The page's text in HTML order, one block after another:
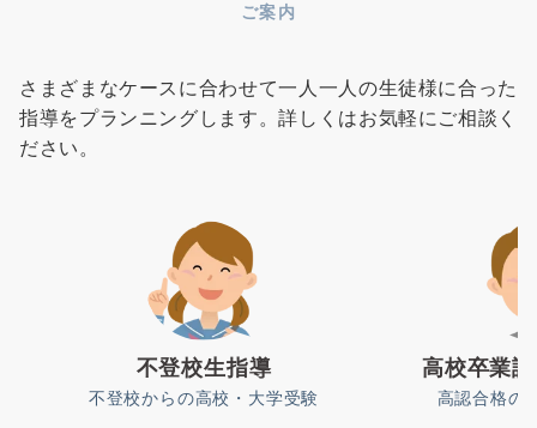
ご案内
さまざまなケースに合わせて一人一人の生徒様に合った
指導をプランニングします。詳しくはお気軽にご相談く
ださい。
不登校生指導
不登校からの高校・大学受験
高校卒業
高認合格の